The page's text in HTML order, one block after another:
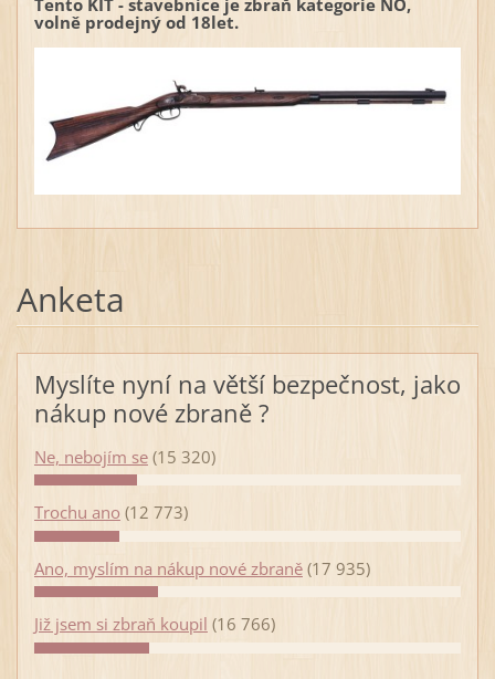
volně prodejný od 18let.
Anketa
Myslíte nyní na větší bezpečnost, jako
nákup nové zbraně ?
Ne, nebojím se (15 320)
Trochu ano (12 773)
Ano, myslím na nákup nové zbraně (17 935)
Již jsem si zbraň koupil (16 766)